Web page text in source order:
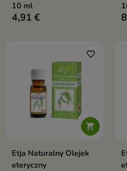
10 ml
4,91 €

favorite_border
Etja Naturalny Olejek
eteryczny